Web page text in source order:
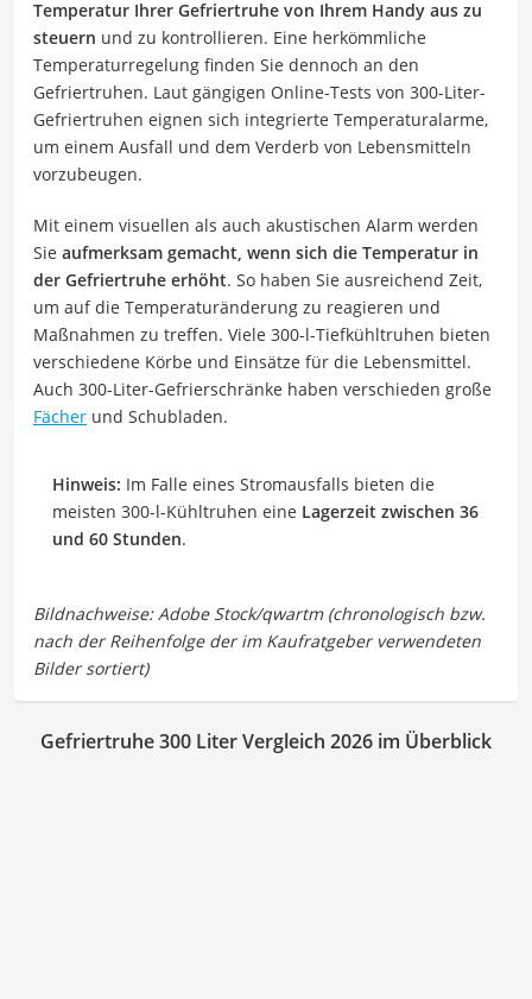
Temperatur Ihrer Gefriertruhe von Ihrem Handy aus zu
steuern und zu kontrollieren. Eine herkömmliche
Temperaturregelung finden Sie dennoch an den
Gefriertruhen. Laut gängigen Online-Tests von 300-Liter-
Gefriertruhen eignen sich integrierte Temperaturalarme,
um einem Ausfall und dem Verderb von Lebensmitteln
vorzubeugen.
Mit einem visuellen als auch akustischen Alarm werden
Sie aufmerksam gemacht, wenn sich die Temperatur in
der Gefriertruhe erhöht. So haben Sie ausreichend Zeit,
um auf die Temperaturänderung zu reagieren und
Maßnahmen zu treffen. Viele 300-l-Tiefkühltruhen bieten
verschiedene Körbe und Einsätze für die Lebensmittel.
Auch 300-Liter-Gefrierschränke haben verschieden große
Fächer und Schubladen.
Hinweis: Im Falle eines Stromausfalls bieten die
meisten 300-l-Kühltruhen eine Lagerzeit zwischen 36
und 60 Stunden.
Gefriertruhe 300 Liter Vergleich 2026 im Überblick